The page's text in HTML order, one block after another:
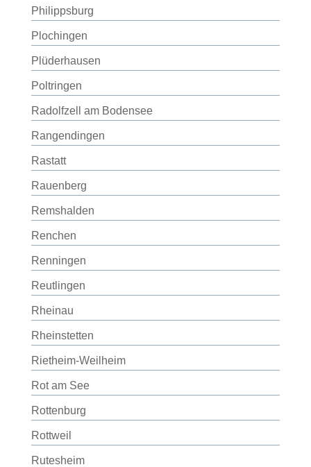
Philippsburg
Plochingen
Plüderhausen
Poltringen
Radolfzell am Bodensee
Rangendingen
Rastatt
Rauenberg
Remshalden
Renchen
Renningen
Reutlingen
Rheinau
Rheinstetten
Rietheim-Weilheim
Rot am See
Rottenburg
Rottweil
Rutesheim